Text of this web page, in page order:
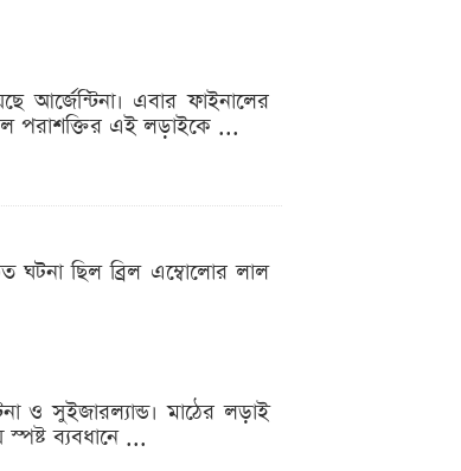
আর্জেন্টিনা। এবার ফাইনালের
পরাশক্তির এই লড়াইকে ...
ঘটনা ছিল ব্রিল এম্বোলোর লাল
ও সুইজারল্যান্ড। মাঠের লড়াই
ব্যবধানে ...